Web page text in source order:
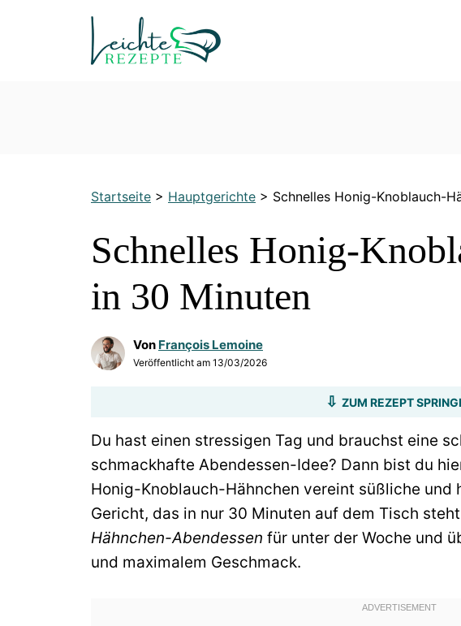
Startseite > Hauptgerichte > Schnelles Honig-Knoblauch-
Schnelles Honig-
in 30 Minuten
Von François Lemoine
Veröffentlicht am 13/03/2026
ZUM REZEPT
Du hast einen stressigen Tag und brauchst eine
schmackhafte Abendessen-Idee? Dann bist du
Honig-Knoblauch-Hähnchen vereint süßliche und
Gericht, das in nur 30 Minuten auf dem Tisch
Hähnchen-Abendessen für unter der Woche und
und maximalem Geschmack.